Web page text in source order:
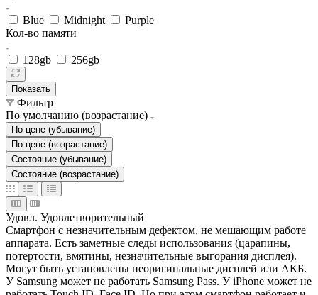
Blue Midnight
Purple
Кол-во памяти
128gb 256gb
Показать
Фильтр
По умолчанию (возрастание)
По цене (убывание)
По цене (возрастание)
Состояние (убывание)
Состояние (возрастание)
Удовл. Удовлетворительный
Смартфон с незначительным дефектом, не мешающим работе
аппарата. Есть заметные следы использования (царапины,
потертости, вмятины, незначительные выгорания дисплея).
Могут быть установлены неоригинальные дисплей или АКБ.
У Samsung может не работать Samsung Pass. У iPhone может не